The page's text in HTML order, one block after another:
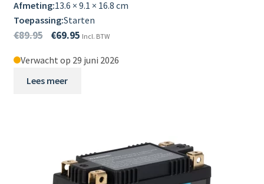
Afmeting:13.6 × 9.1 × 16.8 cm
Toepassing:Starten
€89.95 €69.95 Incl. BTW
Verwacht op 29 juni 2026
Lees meer